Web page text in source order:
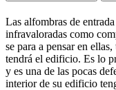
Las alfombras de
infravaloradas como
se para a pensar en
tendrá el edificio. Es lo
y es una de las pocas
interior de su edificio